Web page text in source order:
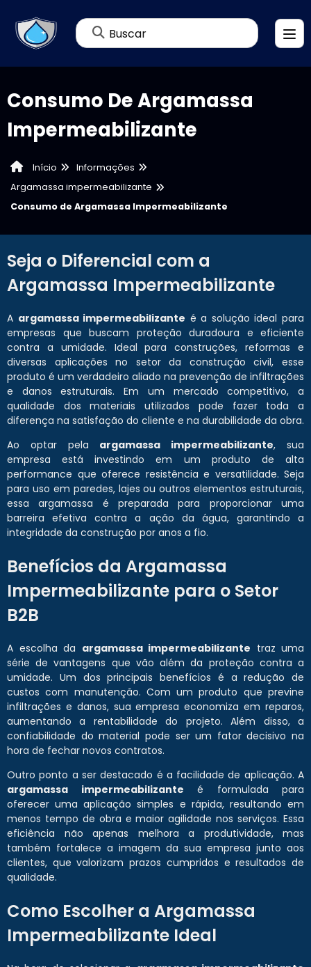
Buscar
Consumo De Argamassa
Impermeabilizante
Início
Informações
Argamassa impermeabilizante
Consumo de Argamassa Impermeabilizante
Seja o Diferencial com a
Argamassa Impermeabilizante
A argamassa impermeabilizante é a solução ideal para
empresas que buscam proteção duradoura e eficiente
contra a umidade. Ideal para construções, reformas e
diversas aplicações no setor da construção civil, esse
produto é um verdadeiro aliado na prevenção de infiltrações
e danos estruturais. Em um mercado competitivo, a
qualidade dos materiais utilizados pode fazer toda a
diferença na satisfação do cliente e na durabilidade da obra.
Ao optar pela argamassa impermeabilizante, sua
empresa está investindo em um produto de alta
performance que oferece resistência e versatilidade. Seja
para uso em paredes, lajes ou outros elementos estruturais,
essa argamassa é preparada para proporcionar uma
barreira efetiva contra a ação da água, garantindo a
integridade da construção por anos a fio.
Benefícios da Argamassa
Impermeabilizante para o Setor
B2B
A escolha da argamassa impermeabilizante traz uma
série de vantagens que vão além da proteção contra a
umidade. Um dos principais benefícios é a redução de
custos com manutenção. Com um produto que previne
infiltrações e danos, sua empresa economiza em reparos,
aumentando a rentabilidade do projeto. Além disso, a
confiabilidade do material pode ser um fator decisivo na
hora de fechar novos contratos.
Outro ponto a ser destacado é a facilidade de aplicação. A
argamassa impermeabilizante é formulada para
oferecer uma aplicação simples e rápida, resultando em
menos tempo de obra e maior agilidade nos serviços. Essa
eficiência não apenas melhora a produtividade, mas
também fortalece a imagem da sua empresa junto aos
clientes, que valorizam prazos cumpridos e resultados de
qualidade.
Como Escolher a Argamassa
Impermeabilizante Ideal